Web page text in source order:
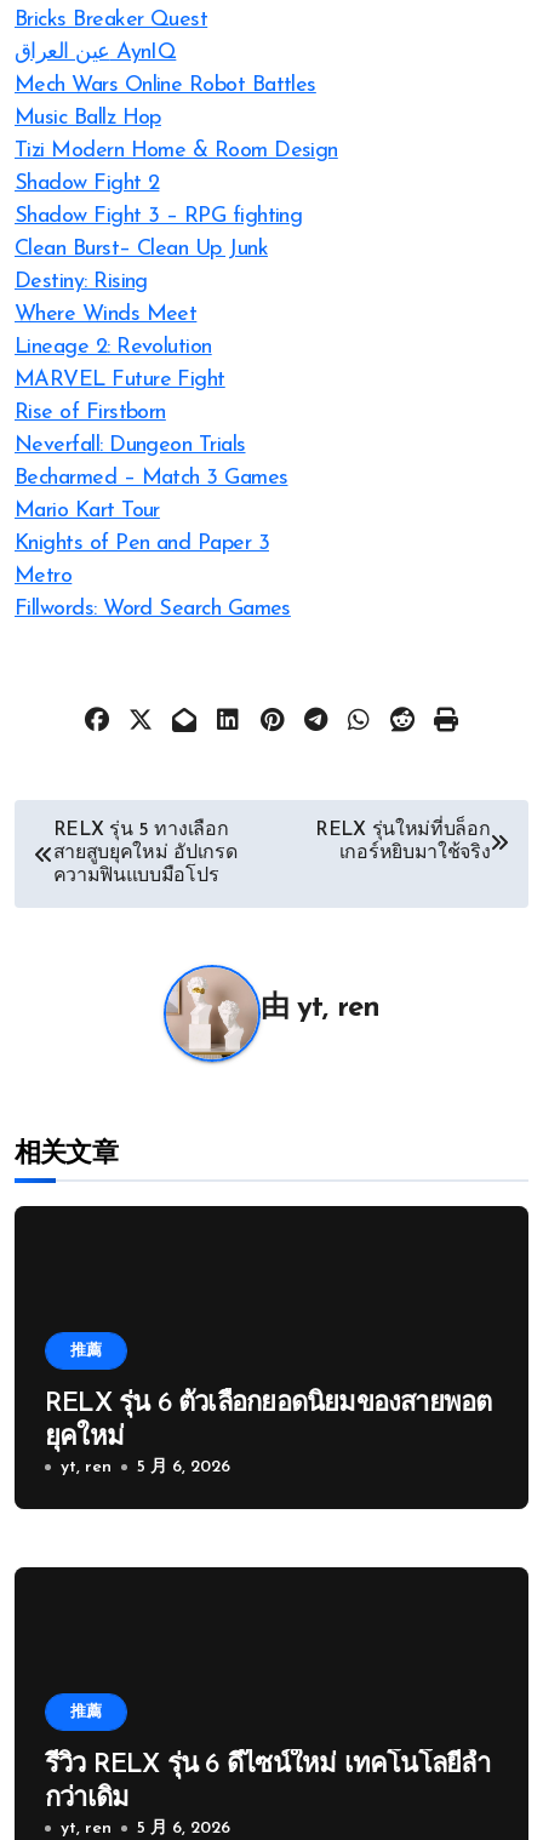
Bricks Breaker Quest
عين العراق AynIQ
Mech Wars Online Robot Battles
Music Ballz Hop
Tizi Modern Home & Room Design
Shadow Fight 2
Shadow Fight 3 – RPG fighting
Clean Burst– Clean Up Junk
Destiny: Rising
Where Winds Meet
Lineage 2: Revolution
MARVEL Future Fight
Rise of Firstborn
Neverfall: Dungeon Trials
Becharmed – Match 3 Games
Mario Kart Tour
Knights of Pen and Paper 3
Metro
Fillwords: Word Search Games
RELX รุ่น 5 ทางเลือก
สายสูบยุคใหม่ อัปเกรด
ความฟินแบบมือโปร
RELX รุ่นใหม่ที่บล็อก
เกอร์หยิบมาใช้จริง
由yt, ren
相关文章
推薦
RELX รุ่น 6 ตัวเลือกยอดนิยมของสายพอต
ยุคใหม่
yt, ren 5 月 6, 2026
推薦
รีวิว RELX รุ่น 6 ดีไซน์ใหม่ เทคโนโลยีล้ำ
กว่าเดิม
yt, ren 5 月 6, 2026